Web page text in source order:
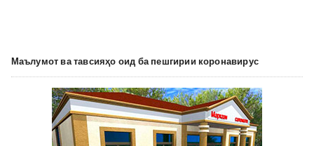
Маълумот ва тавсияҳо оид ба пешгирии коронавирус